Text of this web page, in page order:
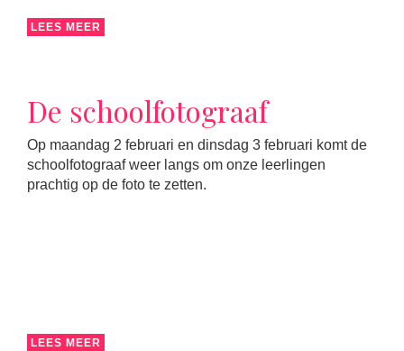
LEES MEER
De schoolfotograaf
Op maandag 2 februari en dinsdag 3 februari komt de
schoolfotograaf weer langs om onze leerlingen
prachtig op de foto te zetten.
LEES MEER